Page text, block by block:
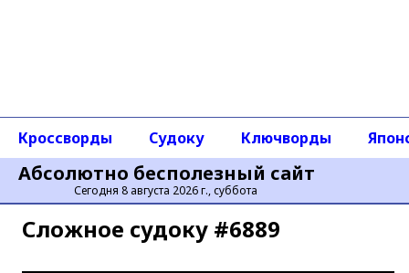
Абсолютно бесполезный сайт
Сегодня 8 августа 2026 г., суббота
Кроссворды Судоку Ключворды
Сложное cудоку #6889